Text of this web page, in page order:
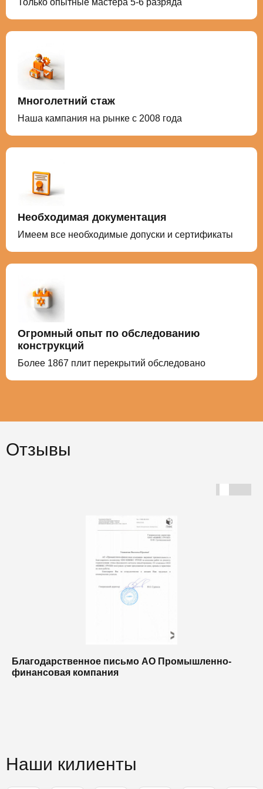
Только опытные мастера 5-6 разряда
Многолетний стаж
Наша кампания на рынке с 2008 года
Необходимая документация
Имеем все необходимые допуски и сертификаты
Огромный опыт по обследованию
конструкций
Более 1867 плит перекрытий обследовано
Отзывы
Благодарственное письмо АО Промышленно-
финансовая компания
Наши килиенты